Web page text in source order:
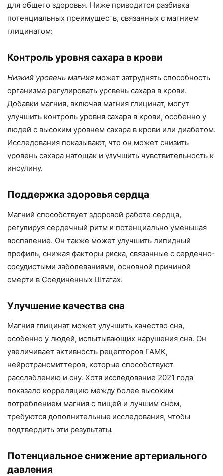
для общего здоровья. Ниже приводится разбивка
потенциальных преимуществ, связанных с магнием
глицинатом:
Контроль уровня сахара в крови
Низкий уровень магния может затруднять способность
организма регулировать уровень сахара в крови.
Добавки магния, включая магния глицинат, могут
улучшить контроль уровня сахара в крови, особенно у
людей с высоким уровнем сахара в крови или диабетом.
Исследования показывают, что он может снизить
уровень сахара натощак и улучшить чувствительность к
инсулину.
Поддержка здоровья сердца
Магний способствует здоровой работе сердца,
регулируя сердечный ритм и потенциально уменьшая
воспаление. Он также может улучшить липидный
профиль, снижая факторы риска, связанные с сердечно-
сосудистыми заболеваниями, основной причиной
смерти в Соединенных Штатах.
Улучшение качества сна
Магния глицинат может улучшить качество сна,
особенно у людей, испытывающих нарушения сна. Он
увеличивает активность рецепторов ГАМК,
нейротрансмиттеров, которые способствуют
расслаблению и сну. Хотя исследование 2021 года
показало корреляцию между более высоким
потреблением магния с пищей и лучшим сном,
требуются дополнительные исследования, чтобы
подтвердить эти результаты.
Потенциальное снижение артериального
давления